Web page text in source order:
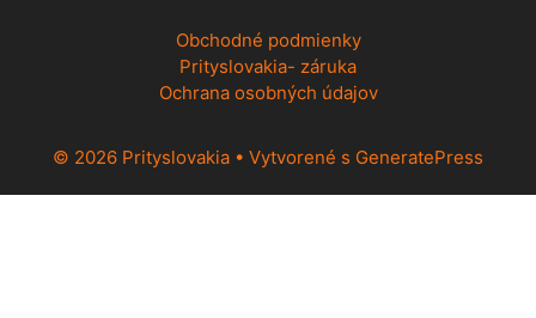
Obchodné podmienky
Prityslovakia- záruka
Ochrana osobných údajov
© 2026 Prityslovakia • Vytvorené s GeneratePress